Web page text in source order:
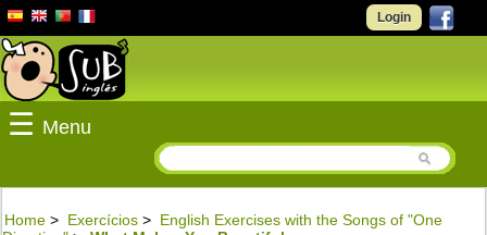
Login
☰ Menu
Home > Exercícios > English Exercises with the Songs of "One